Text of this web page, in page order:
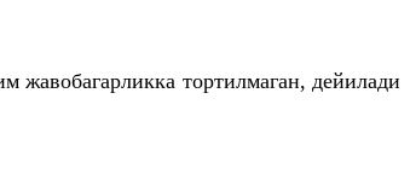
жавобагарликка тортилмаган, дейилади